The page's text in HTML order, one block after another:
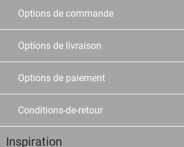
Options de commande
Options de livraison
Options de paiement
Conditions-de-retour
Inspiration